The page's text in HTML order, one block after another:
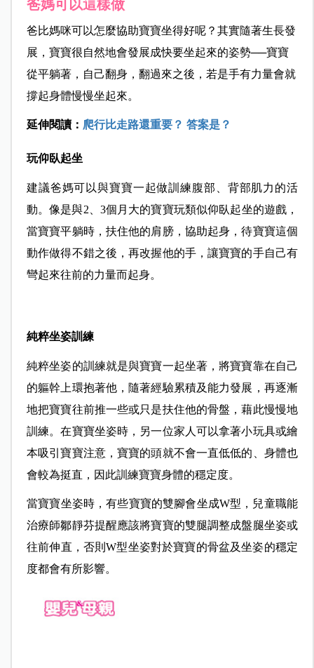
爸媽可以這樣做
爸比媽咪可以怎麼協助寶寶坐得好呢？其實隨著生長發
展，寶寶很自然地會發展成快要坐起來的姿勢──寶寶
從平躺著，自己翻身，翻過來之後，若是手有力量會就
撐起身體慢慢坐起來。
延伸閱讀： 爬行比走路還重要？ 答案是？
玩仰臥起坐
建議爸媽可以與寶寶一起做訓練腹部、背部肌力的活
動。像是與2、3個月大的寶寶玩類似仰臥起坐的遊戲，
當寶寶平躺時，扶住他的肩膀，協助起身，待寶寶這個
動作做得不錯之後，再改握他的手，讓寶寶的手自己有
彎起來往前的力量而起身。
純粹坐姿訓練
純粹坐姿的訓練就是與寶寶一起坐著，將寶寶靠在自己
的軀幹上環抱著他，隨著經驗累積及能力發展，再逐漸
地把寶寶往前推一些或只是扶住他的骨盤，藉此慢慢地
訓練。在寶寶坐姿時，另一位家人可以拿著小玩具或繪
本吸引寶寶注意，寶寶的頭就不會一直低低的、身體也
會較為挺直，因此訓練寶寶身體的穩定度。
當寶寶坐姿時，有些寶寶的雙腳會坐成W型，兒童職能
治療師鄒靜芬提醒應該將寶寶的雙腿調整成盤腿坐姿或
往前伸直，否則W型坐姿對於寶寶的骨盆及坐姿的穩定
度都會有所影響。